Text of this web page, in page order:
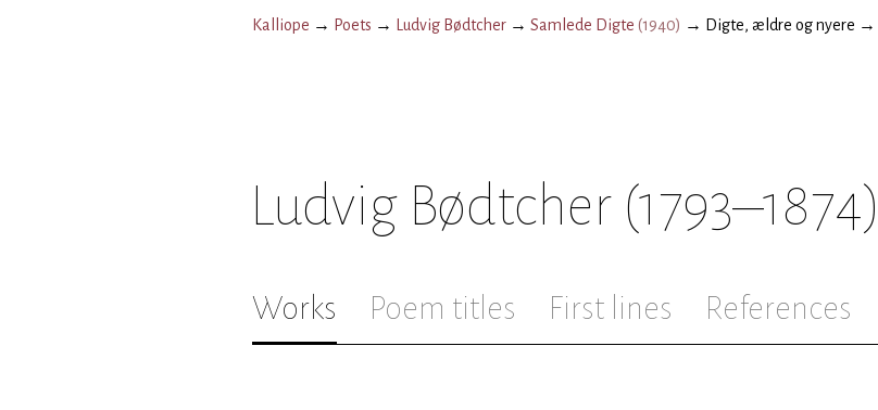
Kalliope → Poets → Ludvig Bødtcher → Samlede Digte (1940) → Digte, ældre og nyere →
Ludvig Bødtcher (1793–1874)
Works Poem titles First lines References